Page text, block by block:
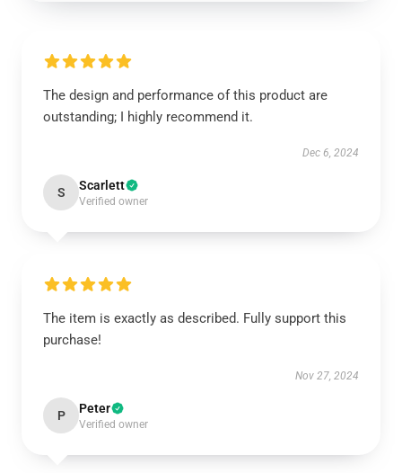
The design and performance of this product are
outstanding; I highly recommend it.
Dec 6, 2024
S Scarlett
Verified owner
The item is exactly as described. Fully support this
purchase!
Nov 27, 2024
P Peter
Verified owner